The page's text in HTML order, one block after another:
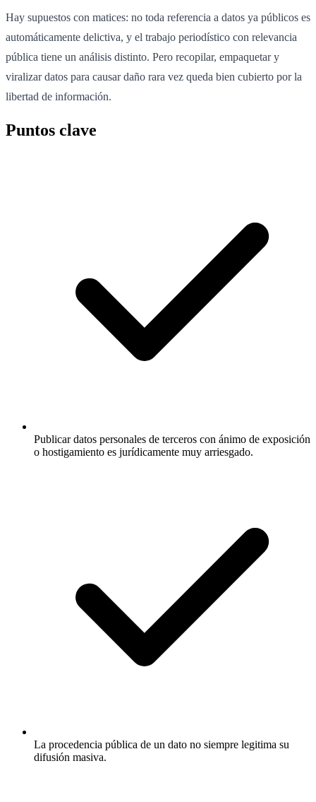
Hay supuestos con matices: no toda referencia a datos ya públicos es
automáticamente delictiva, y el trabajo periodístico con relevancia
pública tiene un análisis distinto. Pero recopilar, empaquetar y
viralizar datos para causar daño rara vez queda bien cubierto por la
libertad de información.
Puntos clave
Publicar datos personales de terceros con ánimo de exposición
o hostigamiento es jurídicamente muy arriesgado.
La procedencia pública de un dato no siempre legitima su
difusión masiva.